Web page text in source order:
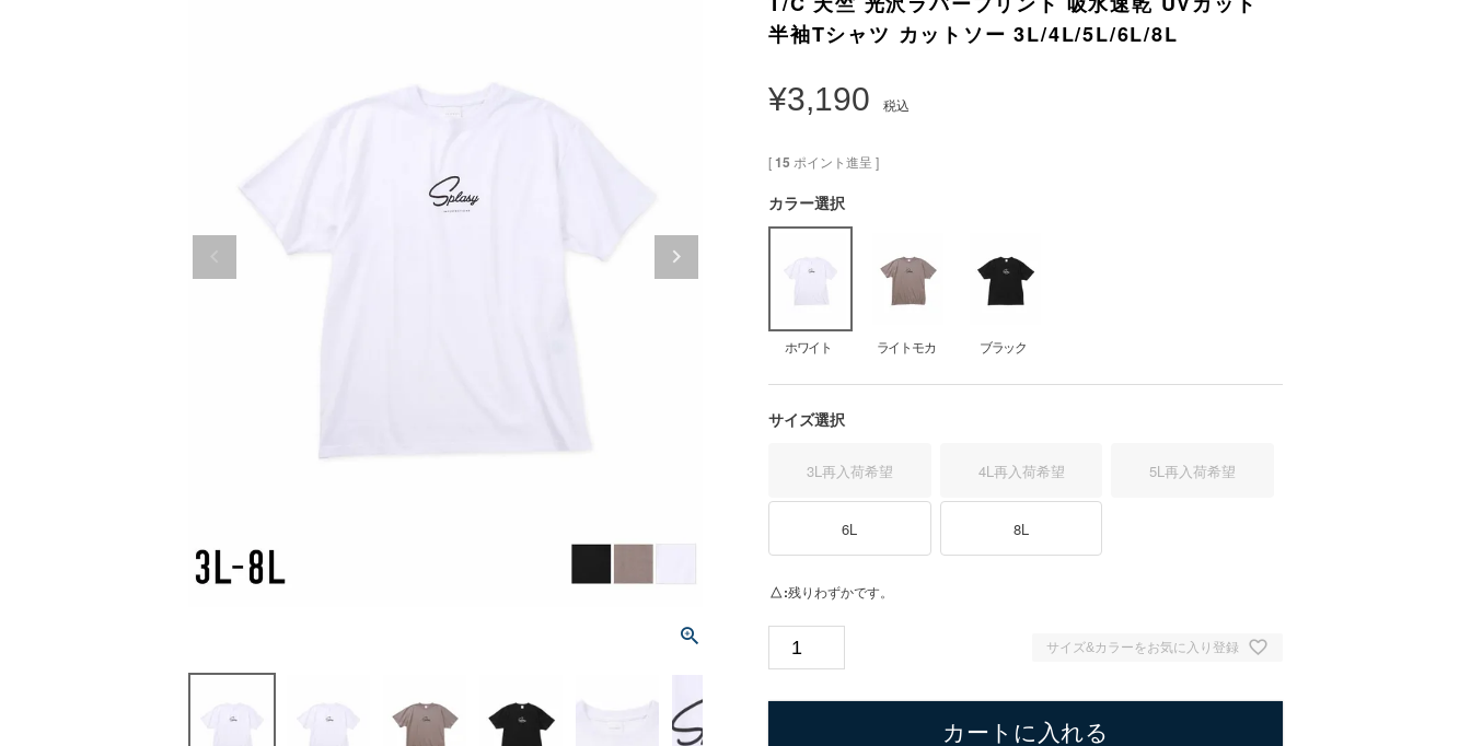
半袖Tシャツ カットソー 3L/4L/5L/6L/8L
¥3,190 税込
[15 ポイント進呈 ]
カラー選択
ホワイト ライトモカ ブラック
サイズ選択
3L再入荷希望 4L再入荷希望 5L再入荷希望
6L 8L
△ 残りわずかです。
サイズ&カラーをお気に入り登録
カートに入れる